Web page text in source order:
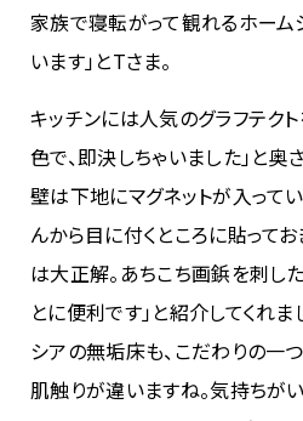
家族で寝転がって観れるホーム
います」とTさま。
キッチンには人気のグラフテク
色で、即決しちゃいました」と奥
壁は下地にマグネットが入って
んから目に付くところに貼って
は大正解。あちこち画鋲を刺し
とに便利です」と紹介してくれ
シアの無垢床も、こだわりの一つ
肌触りが違いますね。気持ちが